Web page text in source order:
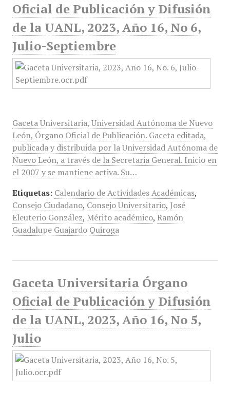
Oficial de Publicación y Difusión
de la UANL, 2023, Año 16, No 6,
Julio-Septiembre
Gaceta Universitaria, Universidad Autónoma de Nuevo
León, Órgano Oficial de Publicación. Gaceta editada,
publicada y distribuida por la Universidad Autónoma de
Nuevo León, a través de la Secretaria General. Inicio en
el 2007 y se mantiene activa. Su…
Etiquetas: Calendario de Actividades Académicas,
Consejo Ciudadano, Consejo Universitario, José
Eleuterio González, Mérito académico, Ramón
Guadalupe Guajardo Quiroga
Gaceta Universitaria Órgano
Oficial de Publicación y Difusión
de la UANL, 2023, Año 16, No 5,
Julio